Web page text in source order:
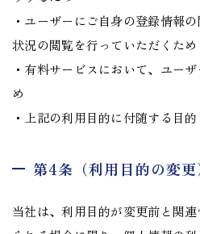
・ユーザーにご自身の登録情報
状況の閲覧を行っていただくため
・有料サービスにおいて、ユー
め
・上記の利用目的に付随する目的
第4条（利用目的の変更
当社は、利用目的が変更前と関